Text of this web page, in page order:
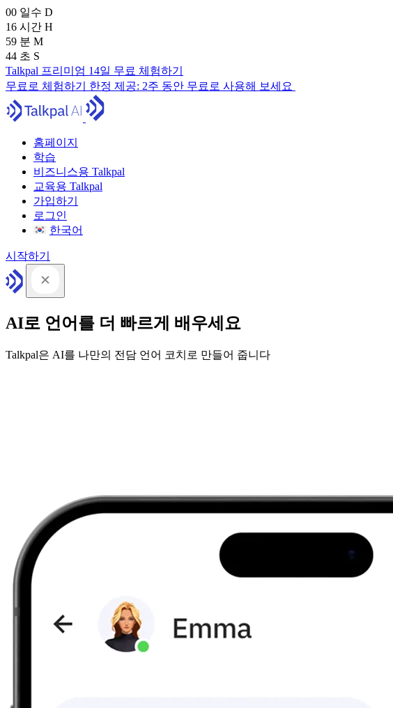
00 일수 D
16 시간 H
59 분 M
43 초 S
Talkpal 프리미엄 14일 무료 체험하기
무료로 체험하기 한정 제공: 2주 동안 무료로 사용해 보세요
홈페이지
학습
비즈니스용 Talkpal
교육용 Talkpal
가입하기
로그인
한국어
시작하기
AI로 언어를 더 빠르게 배우세요
Talkpal은 AI를 나만의 전담 언어 코치로 만들어 줍니다